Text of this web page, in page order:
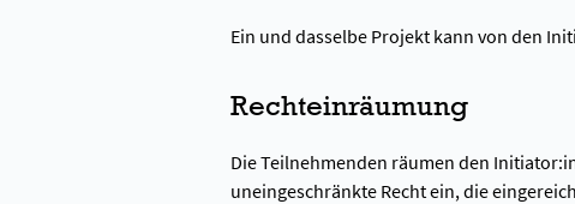
Ein und dasselbe Projekt kann von den
Rechteinräumung
Die Teilnehmenden räumen den
uneingeschränkte Recht ein, die